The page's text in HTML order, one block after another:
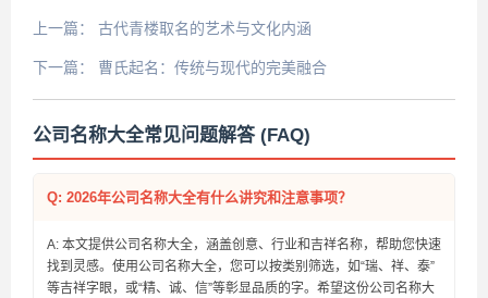
上一篇： 古代青楼取名的艺术与文化内涵
下一篇： 曹氏起名：传统与现代的完美融合
公司名称大全常见问题解答 (FAQ)
Q: 2026年公司名称大全有什么讲究和注意事项？
A: 本文提供公司名称大全，涵盖创意、行业和吉祥名称，帮助您快速
找到灵感。使用公司名称大全，您可以按类别筛选，如“瑞、祥、泰”
等吉祥字眼，或“精、诚、信”等彰显品质的字。希望这份公司名称大